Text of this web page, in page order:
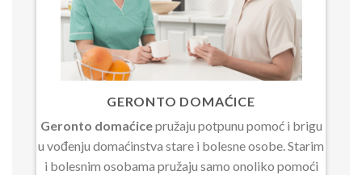
GERONTO DOMAĆICE
Geronto domaćicepružaju potpunu pomoć i brigu
u vođenju domaćinstva stare i bolesne osobe. Starim
i bolesnim osobama pružaju samo onoliko pomoći